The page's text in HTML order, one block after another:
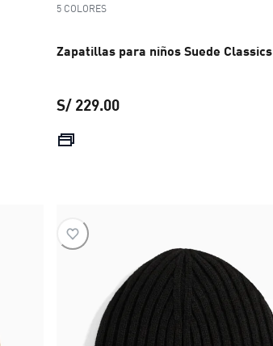
5 COLORES
Zapatillas para niños Suede Classics
S/ 229.00